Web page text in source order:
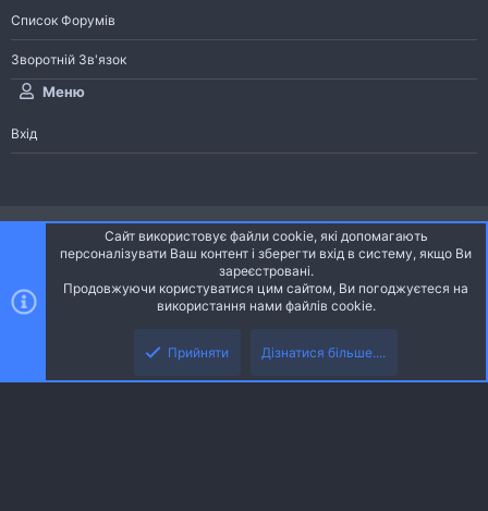
Список Форумів
Зворотній Зв'язок
Меню
Вхід
Ніч
Українська (UA)
S
Community platform by XenForo® © 2010-2026 XenForo Ltd.
Community platform by XenForo © 2010-2022 XenForo Ltd. | dev: Pages
Сайт використовує файли cookie, які допомагають
персоналізувати Ваш контент і зберегти вхід в систему, якщо Ви
зареєстровані.
Продовжуючи користуватися цим сайтом, Ви погоджуєтеся на
використання нами файлів cookie.
Прийняти Дізнатися більше....